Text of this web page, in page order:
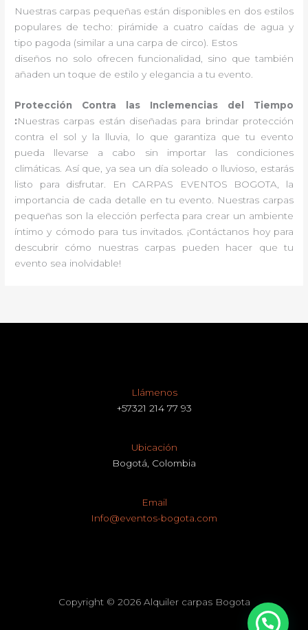
Nuestras carpas pequeñas están disponibles en dos estilos
populares de techo: pirámide a cuatro caídas de agua y
tipo pagoda (similar a una carpa de circo). Estos
diseños no solo ofrecen funcionalidad, sino que también
añaden un toque de estilo y elegancia a tu evento.
Protección Contra las Inclemencias del Tiempo
:Nuestras carpas están diseñadas para brindar protección
contra el sol y la lluvia, lo que garantiza que tu evento
pueda llevarse a cabo sin importar las condiciones
climáticas. Así que, ya sea un día soleado o lluvioso, estarás
listo para disfrutar. En CARPAS EVENTOS BOGOTA, la
importancia de cada detalle en tu evento. Nuestras carpas
pequeñas son la elección perfecta para crear un ambiente
íntimo y cómodo para tus invitados. ¡Contáctanos hoy para
descubrir cómo nuestras carpas pueden hacer que tu
evento sea inolvidable!
Llámenos
+57321 214 77 93
Ubicación
Bogotá, Colombia
Email
Info@eventos-bogota.com
Copyright © 2026 Alquiler carpas Bogota